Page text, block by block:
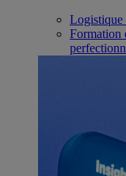
Logistique
Formation